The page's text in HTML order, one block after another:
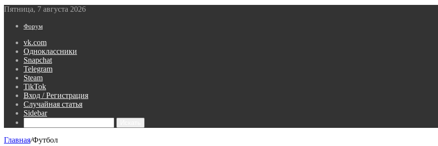
Пятница, 7 августа 2026
Форум
vk.com
Одноклассники
Snapchat
Telegram
Steam
TikTok
Вход / Регистрация
Случайная статья
Sidebar
Главная/Футбол